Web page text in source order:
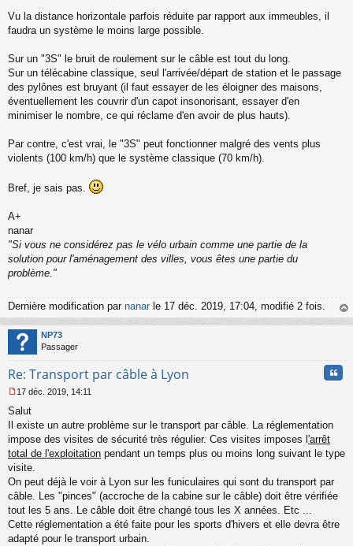
Vu la distance horizontale parfois réduite par rapport aux immeubles, il
faudra un système le moins large possible.
Sur un "3S" le bruit de roulement sur le câble est tout du long.
Sur un télécabine classique, seul l'arrivée/départ de station et le passage
des pylônes est bruyant (il faut essayer de les éloigner des maisons,
éventuellement les couvrir d'un capot insonorisant, essayer d'en
minimiser le nombre, ce qui réclame d'en avoir de plus hauts).
Par contre, c'est vrai, le "3S" peut fonctionner malgré des vents plus
violents (100 km/h) que le système classique (70 km/h).
Bref, je sais pas.
A+
nanar
"Si vous ne considérez pas le vélo urbain comme une partie de la
solution pour l'aménagement des villes, vous êtes une partie du
problème."
Dernière modification par nanar le 17 déc. 2019, 17:04, modifié 2 fois.
au
NP73
Passager
Re: Transport par câble à Lyon
e
s
s
a
g
e
n
o
n
u
17 déc. 2019, 14:11
Salut
Il existe un autre problème sur le transport par câble. La réglementation
impose des visites de sécurité très régulier. Ces visites imposes l 'arrêt
total de l'exploitation pendant un temps plus ou moins long suivant le type
visite.
On peut déjà le voir à Lyon sur les funiculaires qui sont du transport par
câble. Les "pinces" (accroche de la cabine sur le câble) doit être vérifiée
tout les 5 ans. Le câble doit être changé tous les X années. Etc ...
Cette réglementation a été faite pour les sports d'hivers et elle devra être
adapté pour le transport urbain.